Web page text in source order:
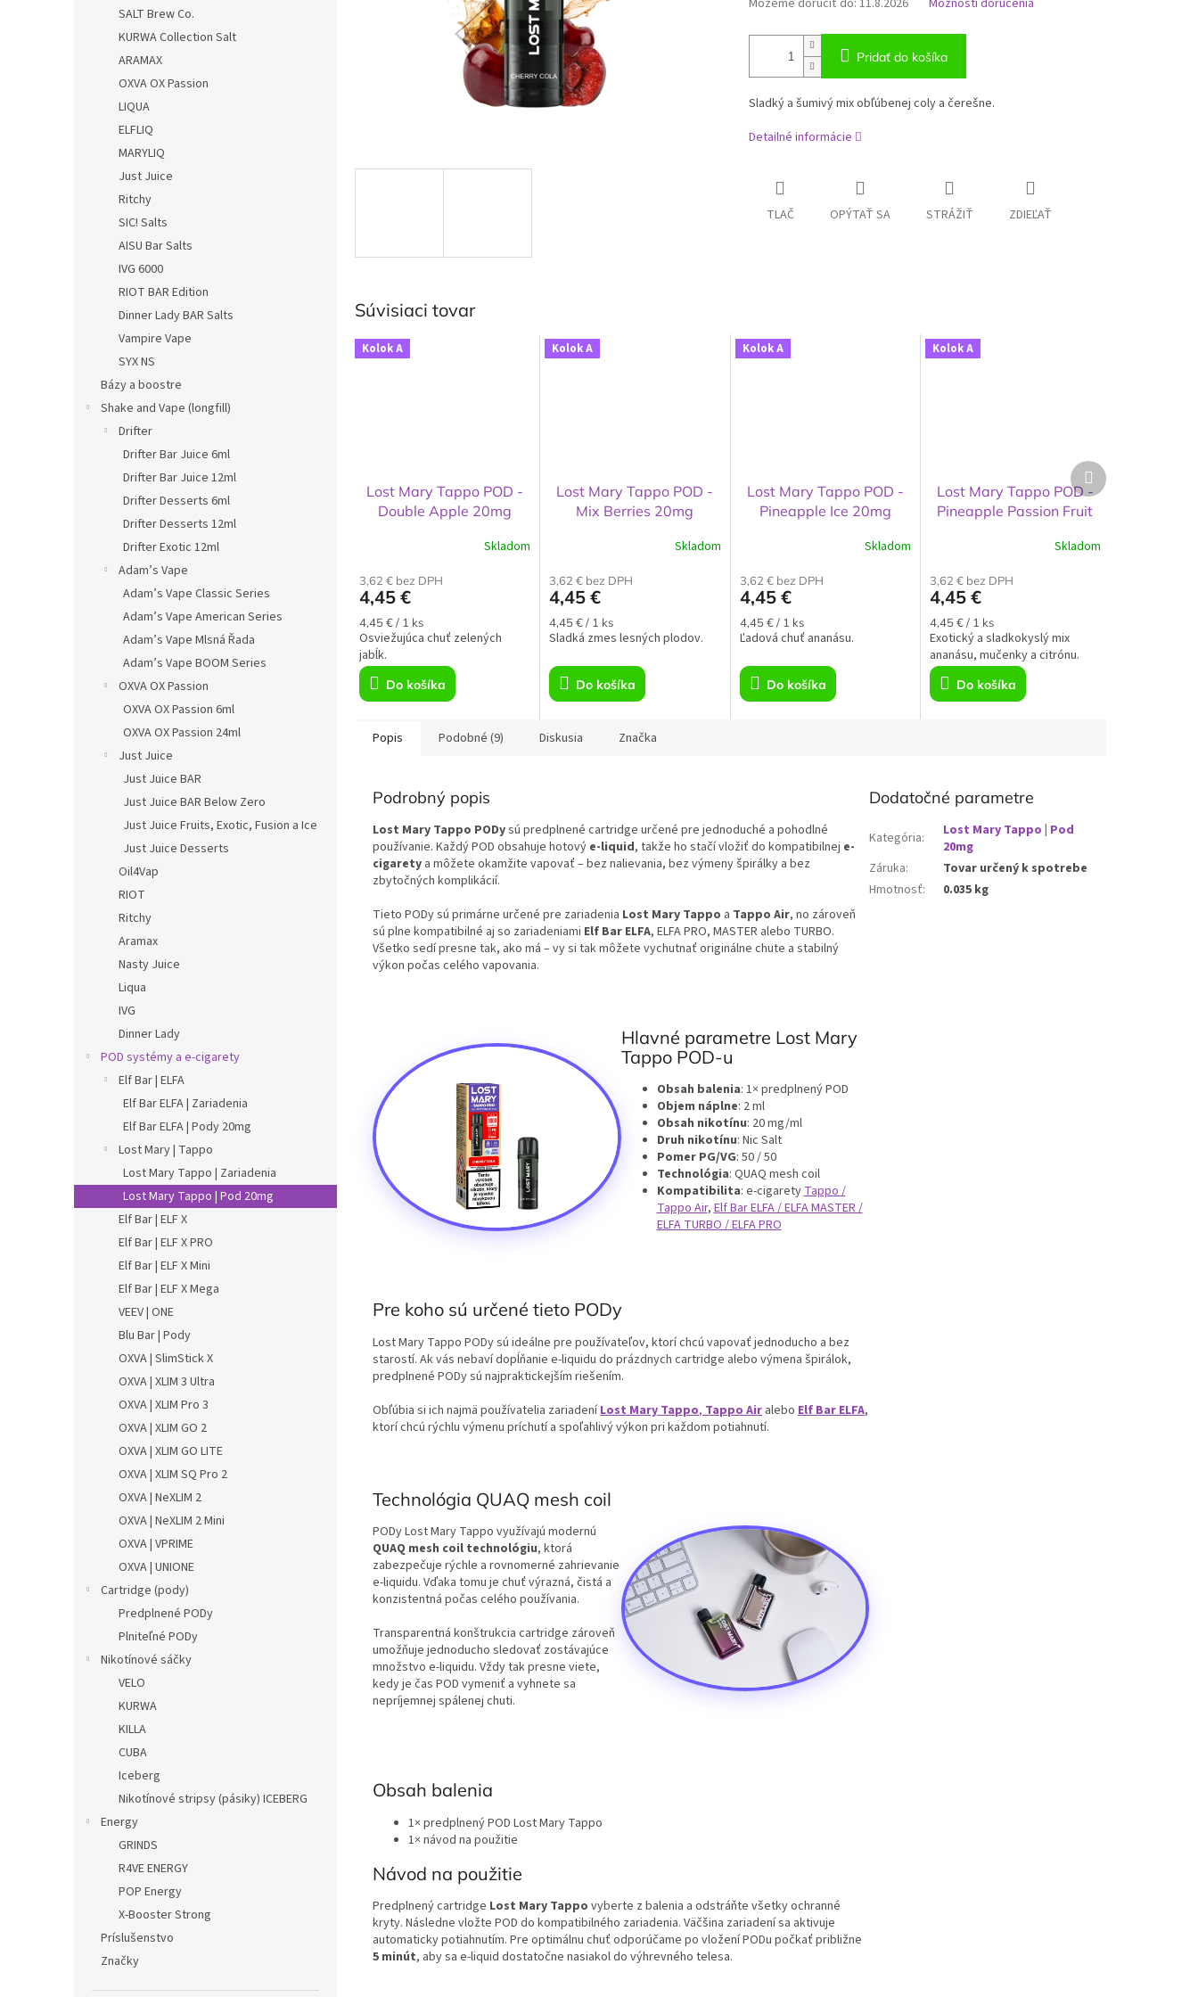
SALT Brew Co.
KURWA Collection Salt
ARAMAX
OXVA OX Passion
LIQUA
ELFLIQ
MARYLIQ
Just Juice
Ritchy
SIC! Salts
AISU Bar Salts
IVG 6000
RIOT BAR Edition
Dinner Lady BAR Salts
Vampire Vape
SYX NS
Bázy a boostre
Shake and Vape (longfill)
Drifter
Drifter Bar Juice 6ml
Drifter Bar Juice 12ml
Drifter Desserts 6ml
Drifter Desserts 12ml
Drifter Exotic 12ml
Adam’s Vape
Adam’s Vape Classic Series
Adam’s Vape American Series
Adam’s Vape Mlsná Řada
Adam’s Vape BOOM Series
OXVA OX Passion
OXVA OX Passion 6ml
OXVA OX Passion 24ml
Just Juice
Just Juice BAR
Just Juice BAR Below Zero
Just Juice Fruits, Exotic, Fusion a Ice
Just Juice Desserts
Oil4Vap
RIOT
Ritchy
Aramax
Nasty Juice
Liqua
IVG
Dinner Lady
POD systémy a e-cigarety
Elf Bar | ELFA
Elf Bar ELFA | Zariadenia
Elf Bar ELFA | Pody 20mg
Lost Mary | Tappo
Lost Mary Tappo | Zariadenia
Lost Mary Tappo | Pod 20mg
Elf Bar | ELF X
Elf Bar | ELF X PRO
Elf Bar | ELF X Mini
Elf Bar | ELF X Mega
VEEV | ONE
Blu Bar | Pody
OXVA | SlimStick X
OXVA | XLIM 3 Ultra
OXVA | XLIM Pro 3
OXVA | XLIM GO 2
OXVA | XLIM GO LITE
OXVA | XLIM SQ Pro 2
OXVA | NeXLIM 2
OXVA | NeXLIM 2 Mini
OXVA | VPRIME
OXVA | UNIONE
Cartridge (pody)
Predplnené PODy
Plniteľné PODy
Nikotínové sáčky
VELO
KURWA
KILLA
CUBA
Iceberg
Nikotínové stripsy (pásiky) ICEBERG
Energy
GRINDS
R4VE ENERGY
POP Energy
X-Booster Strong
Príslušenstvo
Značky
Môžeme doručiť do: 11.8.2026 Možnosti doručenia
Pridať do košíka
Sladký a šumivý mix obľúbenej coly a čerešne.
Detailné informácie
TLAČ OPÝTAŤ SA STRÁŽIŤ ZDIEĽAŤ
Súvisiaci tovar
Kolok A
Lost Mary Tappo POD -
Double Apple 20mg
Skladom
3,62 € bez DPH
4,45 €
Jednotková
cena:
4,45 € / 1 ks
Do košíka
Osviežujúca chuť zelených
jabĺk.
Kolok A
Lost Mary Tappo POD -
Mix Berries 20mg
Skladom
3,62 € bez DPH
4,45 €
Jednotková
cena:
4,45 € / 1 ks
Do košíka
Sladká zmes lesných plodov.
Kolok A
Lost Mary Tappo POD -
Pineapple Ice 20mg
Skladom
3,62 € bez DPH
4,45 €
Jednotková
cena:
4,45 € / 1 ks
Do košíka
Ľadová chuť ananásu.
Kolok A
Lost Mary Tappo POD -
Pineapple Passion Fruit
Skladom
3,62 € bez DPH
4,45 €
Jednotková
cena:
4,45 € / 1 ks
Do košíka
Exotický a sladkokyslý mix
ananásu, mučenky a citrónu.
Ďalší
produkt
Popis Podobné (9) Diskusia Značka
Podrobný popis
Lost Mary Tappo PODysú predplnené cartridge určené pre jednoduché a pohodlné
používanie. Každý POD obsahuje hotový e-liquid, takže ho stačí vložiť do kompatibilnej e-
cigarety a môžete okamžite vapovať – bez nalievania, bez výmeny špirálky a bez
zbytočných komplikácií.
Tieto PODy sú primárne určené pre zariadenia Lost Mary Tappo a Tappo Air, no zároveň
sú plne kompatibilné aj so zariadeniami Elf Bar ELFA, ELFA PRO, MASTER alebo TURBO.
Všetko sedí presne tak, ako má – vy si tak môžete vychutnať originálne chute a stabilný
výkon počas celého vapovania.
Hlavné parametre Lost Mary
Tappo POD-u
Obsah balenia: 1× predplnený POD
Objem náplne: 2 ml
Obsah nikotínu: 20 mg/ml
Druh nikotínu: Nic Salt
Pomer PG/VG: 50 / 50
Technológia: QUAQ mesh coil
Kompatibilita: e-cigaretyTappo /
Tappo Air,Elf Bar ELFA / ELFA MASTER /
ELFA TURBO / ELFA PRO
Pre koho sú určené tieto PODy
Lost Mary Tappo PODy sú ideálne pre používateľov, ktorí chcú vapovať jednoducho a bez
starostí. Ak vás nebaví dopĺňanie e-liquidu do prázdnych cartridge alebo výmena špirálok,
predplnené PODy sú najpraktickejším riešením.
Obľúbia si ich najmä používatelia zariadeníLost Mary Tappo, Tappo Air alebo Elf Bar ELFA,
ktorí chcú rýchlu výmenu príchutí a spoľahlivý výkon pri každom potiahnutí.
Technológia QUAQ mesh coil
PODy Lost Mary Tappo využívajú modernú
QUAQ mesh coil technológiu, ktorá
zabezpečuje rýchle a rovnomerné zahrievanie
e-liquidu. Vďaka tomu je chuť výrazná, čistá a
konzistentná počas celého používania.
Transparentná konštrukcia cartridge zároveň
umožňuje jednoducho sledovať zostávajúce
množstvo e-liquidu. Vždy tak presne viete,
kedy je čas POD vymeniť a vyhnete sa
nepríjemnej spálenej chuti.
Obsah balenia
1× predplnený POD Lost Mary Tappo
1× návod na použitie
Návod na použitie
Predplnený cartridge Lost Mary Tappo vyberte z balenia a odstráňte všetky ochranné
kryty. Následne vložte POD do kompatibilného zariadenia. Väčšina zariadení sa aktivuje
automaticky potiahnutím. Pre optimálnu chuť odporúčame po vložení PODu počkať približne
5 minút, aby sa e-liquid dostatočne nasiakol do výhrevného telesa.
Dodatočné parametre
Kategória:
Lost Mary Tappo | Pod
20mg
Záruka:
Tovar určený k spotrebe
Hmotnosť: 0.035 kg